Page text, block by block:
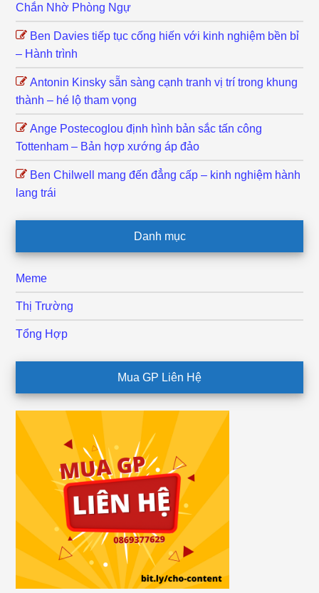
Chắn Nhờ Phòng Ngự
Ben Davies tiếp tục cống hiến với kinh nghiệm bền bỉ
– Hành trình
Antonin Kinsky sẵn sàng cạnh tranh vị trí trong khung
thành – hé lộ tham vọng
Ange Postecoglou định hình bản sắc tấn công
Tottenham – Bản hợp xướng áp đảo
Ben Chilwell mang đến đẳng cấp – kinh nghiệm hành
lang trái
Danh mục
Meme
Thị Trường
Tổng Hợp
Mua GP Liên Hệ